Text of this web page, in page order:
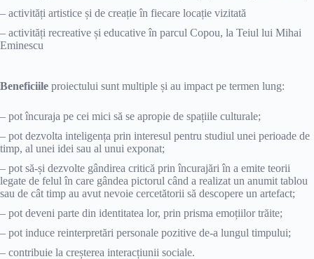
– activități artistice și de creație în fiecare locație vizitată
– activități recreative și educative în parcul Copou, la Teiul lui Mihai
Eminescu
Beneficiile proiectului sunt multiple și au impact pe termen lung:
– pot încuraja pe cei mici să se apropie de spațiile culturale;
– pot dezvolta inteligența prin interesul pentru studiul unei perioade de
timp, al unei idei sau al unui exponat;
– pot să-și dezvolte gândirea critică prin încurajări în a emite teorii
legate de felul în care gândea pictorul când a realizat un anumit tablou
sau de cât timp au avut nevoie cercetătorii să descopere un artefact;
– pot deveni parte din identitatea lor, prin prisma emoțiilor trăite;
– pot induce reinterpretări personale pozitive de-a lungul timpului;
– contribuie la creșterea interacțiunii sociale.